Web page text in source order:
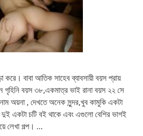
করে। বাবা আতিক সাহেব ব্যাবসায়ী বয়স প্রায়
বয়স ৩৮,একমাত্র ভাই রানা বয়স ২২ সে
অয়না , দেখতে অনেক সুন্দর,খুব কামুকি একটা
দুই একটা চটি বই থাকে এবং এগুলো বেশির ভাগই
লেখা গল্প। …